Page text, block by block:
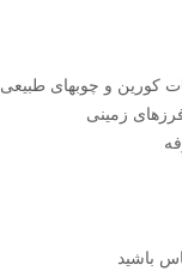
کورین و چوبهای طبیعی
زمینی
باشید